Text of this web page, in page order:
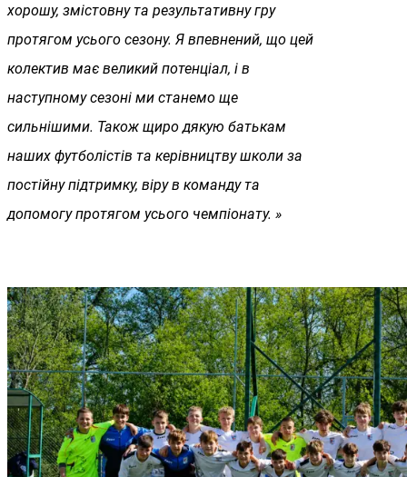
хорошу, змістовну та результативну гру
протягом усього сезону. Я впевнений, що цей
колектив має великий потенціал, і в
наступному сезоні ми станемо ще
сильнішими. Також щиро дякую батькам
наших футболістів та керівництву школи за
постійну підтримку, віру в команду та
допомогу протягом усього чемпіонату. »